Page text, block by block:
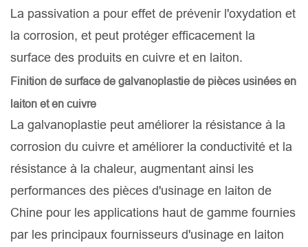
La passivation a pour effet de prévenir l'oxydation et
la corrosion, et peut protéger efficacement la
surface des produits en cuivre et en laiton.
Finition de surface de galvanoplastie de pièces usinées en
laiton et en cuivre
La galvanoplastie peut améliorer la résistance à la
corrosion du cuivre et améliorer la conductivité et la
résistance à la chaleur, augmentant ainsi les
performances des pièces d'usinage en laiton de
Chine pour les applications haut de gamme fournies
par les principaux fournisseurs d'usinage en laiton